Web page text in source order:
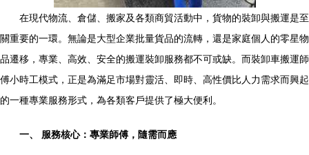
在現代物流、倉儲、搬家及各類商貿活動中，貨物的裝卸與搬運是至
關重要的一環。無論是大型企業批量貨品的流轉，還是家庭個人的零星物
品遷移，專業、高效、安全的搬運裝卸服務都不可或缺。而裝卸車搬運師
傅小時工模式，正是為滿足市場對靈活、即時、高性價比人力需求而興起
的一種專業服務形式，為各類客戶提供了極大便利。
一、 服務核心：專業師傅，隨需而應